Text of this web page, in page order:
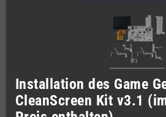
Installation des Game
CleanScreen Kit v3.1